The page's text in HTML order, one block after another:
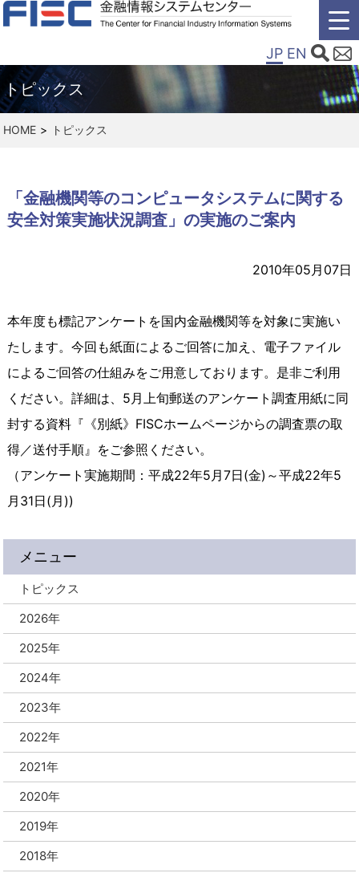
JP EN
トピックス
HOME トピックス
「金融機関等のコンピュータシステムに関する
安全対策実施状況調査」の実施のご案内
2010年05月07日
本年度も標記アンケートを国内金融機関等を対象に実施い
たします。今回も紙面によるご回答に加え、電子ファイル
によるご回答の仕組みをご用意しております。是非ご利用
ください。詳細は、5月上旬郵送のアンケート調査用紙に同
封する資料『《別紙》FISCホームページからの調査票の取
得／送付手順』をご参照ください。
（アンケート実施期間：平成22年5月7日(金)～平成22年5
月31日(月))
メニュー
トピックス
2026年
2025年
2024年
2023年
2022年
2021年
2020年
2019年
2018年